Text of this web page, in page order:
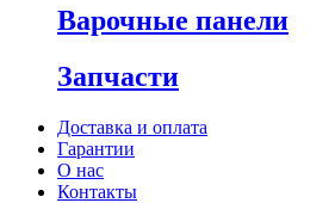
Варочные панели
Запчасти
Доставка и оплата
Гарантии
О нас
Контакты